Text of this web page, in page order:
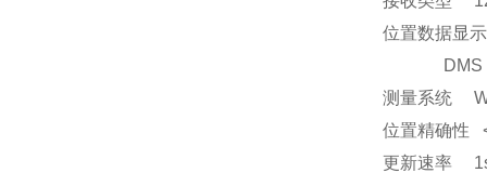
位置数据显
DMS (度
测量系统
位置精确性
更新速率